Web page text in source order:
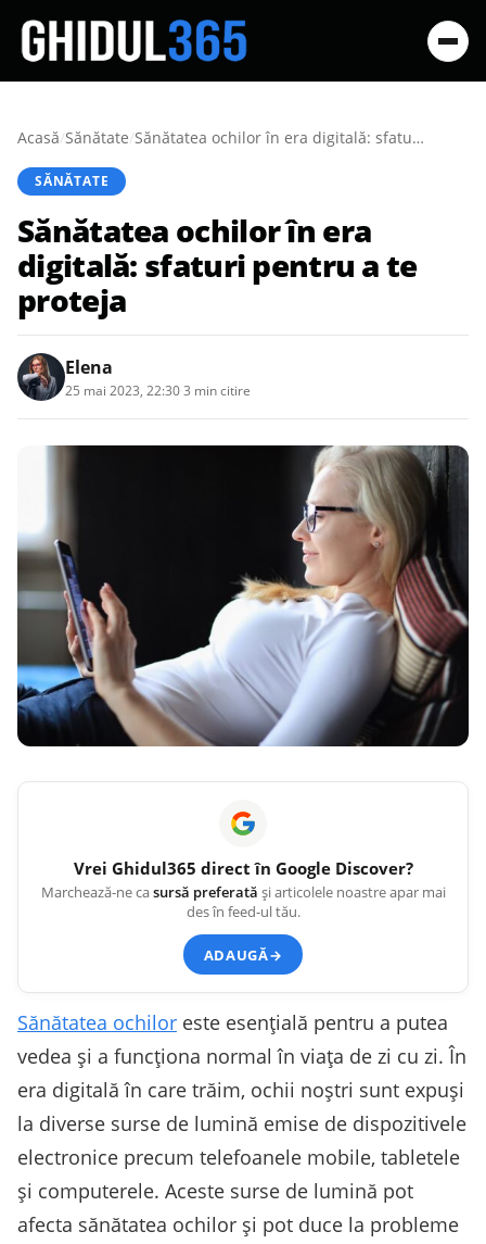
Acasă/Sănătate/ Sănătatea ochilor în era digitală: sfaturi pentru a te proteja
SĂNĂTATE
Sănătatea ochilor în era
digitală: sfaturi pentru a te
proteja
Elena
25 mai 2023, 22:303 min citire
Vrei Ghidul365 direct în Google Discover?
Marchează-ne casursă preferată și articolele noastre apar mai
des în feed-ul tău.
ADAUGĂ→
Sănătatea ochilor este esențială pentru a putea
vedea și a funcționa normal în viața de zi cu zi. În
era digitală în care trăim, ochii noștri sunt expuși
la diverse surse de lumină emise de dispozitivele
electronice precum telefoanele mobile, tabletele
și computerele. Aceste surse de lumină pot
afecta sănătatea ochilor și pot duce la probleme